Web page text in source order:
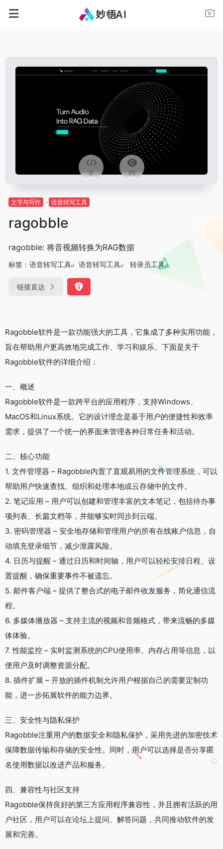
0 30
文字与写作 语音转写工具
ragobble
ragobble: 将音视频转换为RAG数据
标签： 语音转写工具 语音转写工具 转录员工具
链接直达
Ragobble软件是一款功能强大的工具，它集成了多种实用功能，
旨在帮助用户更高效地完成工作、学习和娱乐。下面是关于
Ragobble软件的详细介绍：
一、概述
Ragobble软件是一款跨平台的应用程序，支持Windows、
MacOS和Linux系统。它的设计理念是基于用户的便捷性和效率
需求，提供了一个统一的界面来管理各种日常任务和活动。
二、核心功能
1. 文件管理器 – Ragobble内置了直观易用的文件管理系统，可以
帮助用户快速查找、组织和处理本地或云存储中的文件。
2. 笔记应用 – 用户可以创建和管理丰富的文本笔记，包括待办事
项列表、长篇文档等，并能够实时同步到云端。
3. 密码管理器 – 安全地存储和管理用户的所有在线账户信息，自
动填充登录细节，减少泄露风险。
4. 日历与提醒 – 通过日历和时间轴，用户可以轻松安排日程、设
置提醒，确保重要事件不被遗忘。
5. 邮件客户端 – 提供了整合式的电子邮件收发服务，简化通信流
程。
6. 多媒体播放器 – 支持主流的视频和音频格式，带来流畅的多媒
体体验。
7. 性能监控 – 实时监测系统的CPU使用率、内存占用等信息，以
便用户及时调整资源分配。
8. 插件扩展 – 开放的插件机制允许用户根据自己的需要定制功
能，进一步拓展软件的能力边界。
三、安全性与隐私保护
Ragobble注重用户的数据安全和隐私保护，采用先进的加密技术
保障数据传输和存储的安全性。同时，用户可以选择是否分享匿
名使用数据以改进产品和服务。
四、兼容性与社区支持
Ragobble保持良好的第三方应用程序兼容性，并且拥有活跃的用
户社区，用户可以在论坛上提问、解答问题，共同推动软件的发
展和完善。